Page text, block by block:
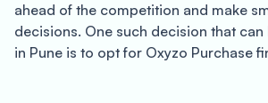
ahead of the competition and make
decisions. One such decision that can
in Pune is to opt for Oxyzo Purchase